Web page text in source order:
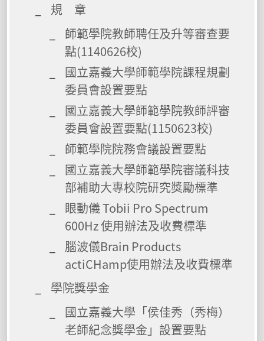
規 章
師範學院教師聘任及升等審查要
點(1140626校)
國立嘉義大學師範學院課程規劃
委員會設置要點
國立嘉義大學師範學院教師評審
委員會設置要點(1150623校)
師範學院院務會議設置要點
國立嘉義大學師範學院審議科技
部補助大專校院研究獎勵標準
眼動儀 Tobii Pro Spectrum
600Hz 使用辦法及收費標準
腦波儀Brain Products
actiCHamp使用辦法及收費標準
學院獎學金
國立嘉義大學「侯佳秀（秀梅）
老師紀念獎學金」設置要點